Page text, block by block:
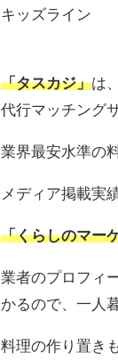
キッズライン
「タスカジ」は
代行マッチング
業界最安水準の
メディア掲載実
「くらしのマー
業者のプロフィ
かるので、一人
料理の作り置き